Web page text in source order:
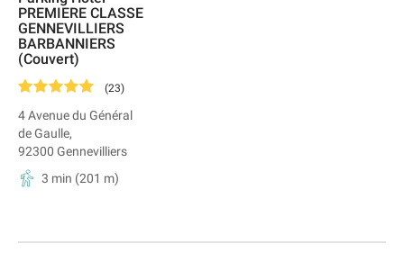
PREMIERE CLASSE
GENNEVILLIERS
BARBANNIERS
(Couvert)
(23)
4 Avenue du Général
de Gaulle,
92300 Gennevilliers
3 min (201 m)